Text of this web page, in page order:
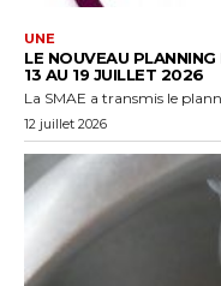
UNE
LE NOUVEAU
13 AU 19 JUILLET 2026
La SMAE a transmis le
12 juillet 2026